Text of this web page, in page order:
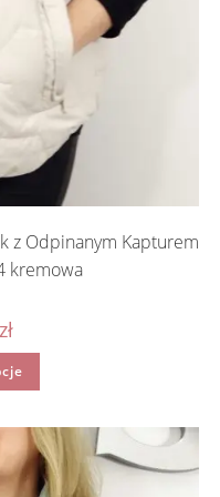
z Odpinanym Kapturem
kremowa
zł
Ten
ma
Opcje
można
wybrać
na